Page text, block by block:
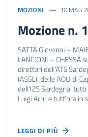
MOZIONI 10 MAG
Mozione n.
SATTA Giovanni –
LANCIONI – CHESSA
direttori dell’ATS
(ASSL), delle AOU di
dell’IZS Sardegna,
Luigi Arru e tutt’ora in
LEGGI DI PIÙ